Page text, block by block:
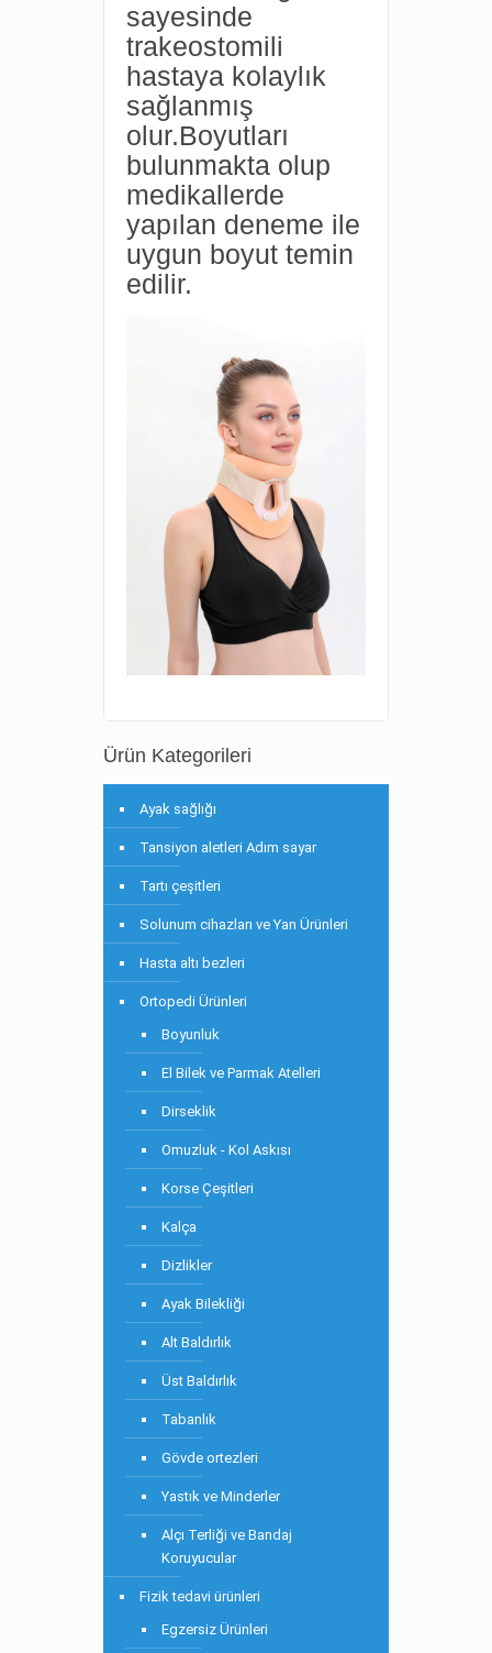
sayesinde
trakeostomili
hastaya kolaylık
sağlanmış
olur.Boyutları
bulunmakta olup
medikallerde
yapılan deneme ile
uygun boyut temin
edilir.
Ürün Kategorileri
Ayak sağlığı
Tansiyon aletleri Adım sayar
Tartı çeşitleri
Solunum cihazları ve Yan Ürünleri
Hasta altı bezleri
Ortopedi Ürünleri
Boyunluk
El Bilek ve Parmak Atelleri
Dirseklik
Omuzluk - Kol Askısı
Korse Çeşitleri
Kalça
Dizlikler
Ayak Bilekliği
Alt Baldırlık
Üst Baldırlık
Tabanlık
Gövde ortezleri
Yastık ve Minderler
Alçı Terliği ve Bandaj
Koruyucular
Fizik tedavi ürünleri
Egzersiz Ürünleri